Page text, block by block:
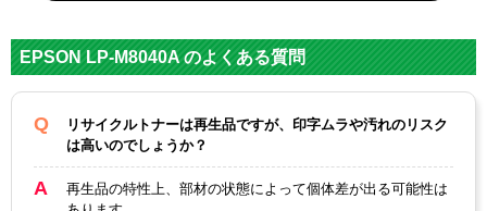
メーカ
ー
エプソン
対応
純正型
LPC3T3
1BK
ブラッ
ク
LPC3T3
LPC3T3
LPC3T3
EPSON LP-M8040A のよくある質問
リサイクルトナーは再生品ですが、印字ムラや汚れのリスク
は高いのでしょうか？
再生品の特性上、部材の状態によって個体差が出る可能性は